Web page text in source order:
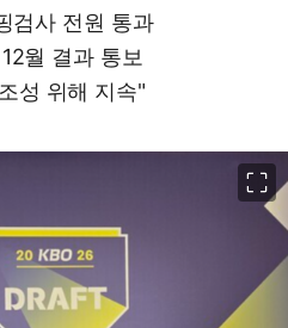
검사 전원 통과
월 결과 통보
성 위해 지속"